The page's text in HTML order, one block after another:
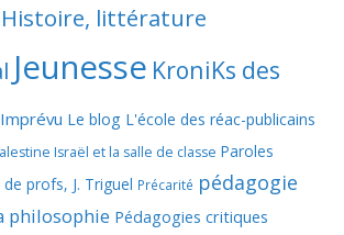
Histoire, littérature
Jeunesse KroniKs des
Le blog L'école des réac-publicains
Israël et la salle de classe Paroles
profs, J. Triguel Précarité pédagogie
philosophie Pédagogies critiques